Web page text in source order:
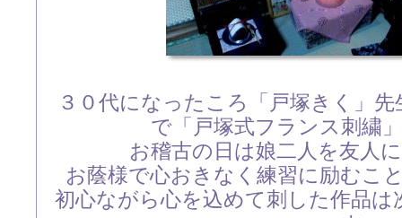
３０代になったころ「戸塚きく」
で「戸塚式フランス刺繍
お稽古の日は娘二人を友人
お蔭様で心おきなく練習に励むこ
初心ながら心を込めて刺した作品